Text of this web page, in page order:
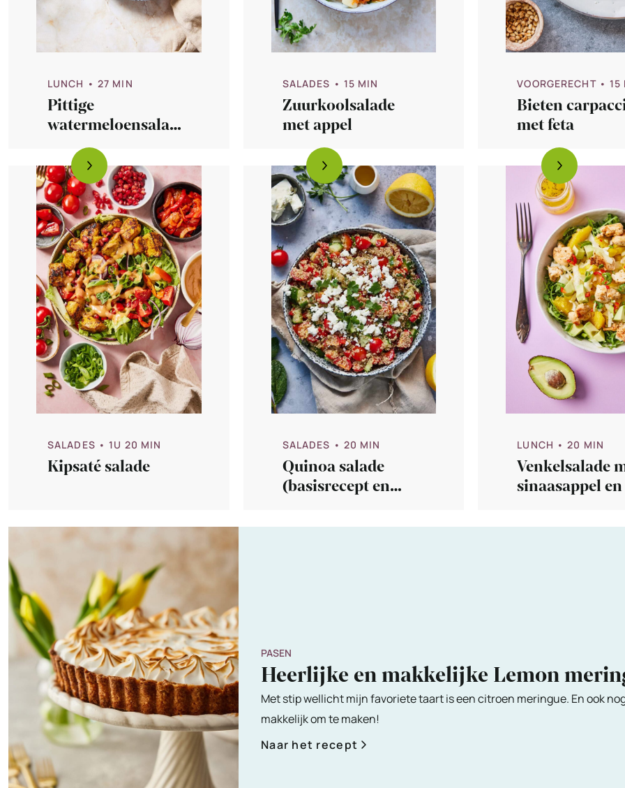
LUNCH • 27 MIN
Pittige
watermeloensalade
met pompoenpitten
SALADES • 15 MIN
Zuurkoolsalade
met appel
VOORGERECHT • 15
Bieten
met feta
SALADES • 1U 20 MIN
Kipsaté salade
SALADES • 20 MIN
Quinoa salade
(basisrecept en
LUNCH • 20 MIN
Venkelsalade
sinaasappel
PASEN
Heerlijke en makkelijke Lemon
Met stip wellicht mijn favoriete taart is een citroen meringue. En ook
makkelijk om te maken!
Naar het recept